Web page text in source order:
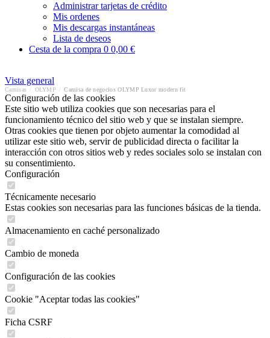
Administrar tarjetas de crédito
Mis ordenes
Mis descargas instantáneas
Lista de deseos
Cesta de la compra 0 0,00 €
Vista general
Camisas OLYMP Camisa de negocios OLYMP Luxor modern fit
Configuración de las cookies
Este sitio web utiliza cookies que son necesarias para el
funcionamiento técnico del sitio web y que se instalan siempre.
Otras cookies que tienen por objeto aumentar la comodidad al
utilizar este sitio web, servir de publicidad directa o facilitar la
interacción con otros sitios web y redes sociales solo se instalan con
su consentimiento.
Configuración
Técnicamente necesario
Estas cookies son necesarias para las funciones básicas de la tienda.
Almacenamiento en caché personalizado
Cambio de moneda
Configuración de las cookies
Cookie "Aceptar todas las cookies"
Ficha CSRF